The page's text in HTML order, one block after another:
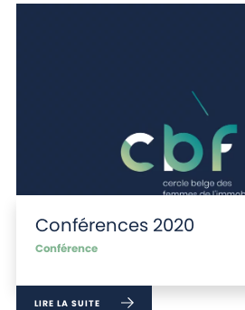
Conférences 2020
Conférence
LIRE LA SUITE